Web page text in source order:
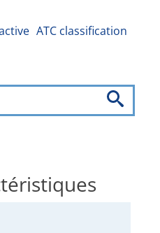
ATC classification